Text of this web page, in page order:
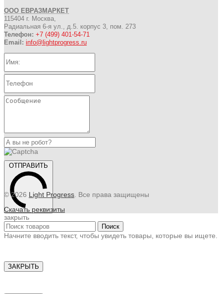
ООО ЕВРАЗМАРКЕТ
115404 г. Москва,
Радиальная 6-я ул., д.5. корпус 3, пом. 273
Телефон: +7 (499) 401-54-71
Email: info@lightprogress.ru
ОТПРАВИТЬ
© 2026 Light Progress . Все права защищены
Скачать реквизиты
закрыть
Поиск
Начните вводить текст, чтобы увидеть товары, которые вы ищете.
ЗАКРЫТЬ